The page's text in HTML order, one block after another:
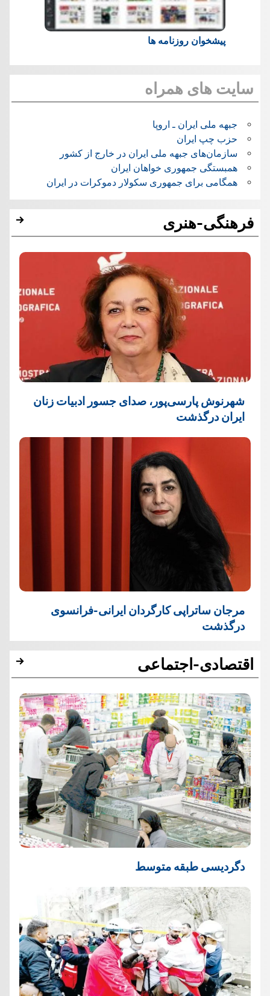
پیشخوان روزنامه ها
سایت های همراه
جبهه ملی ایران ـ اروپا
حزب چپ ایران
سازمان‌های جبهه ملی ایران در خارج از کشور
همبستگی جمهوری خواهان ایران
همگامی برای جمهوری سکولار دموکرات در ایران
فرهنگی-هنری
شهرنوش پارسی‌پور، صدای جسور ادبیات زنان
ایران درگذشت
مرجان ساتراپی کارگردان ایرانی-فرانسوی
درگذشت
اقتصادی-اجتماعی
دگردیسی طبقه متوسط